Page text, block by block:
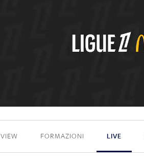
2 - 4
FORMAZIONI LIVE